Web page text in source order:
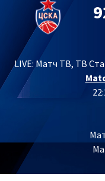
LIVE: Матч ТВ, ТВ